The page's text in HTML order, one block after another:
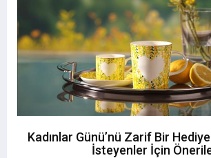
Kadınlar Günü’nü Zarif Bir
İsteyenler İçin